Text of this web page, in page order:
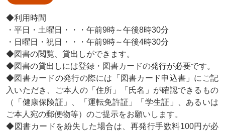
◆利用時間
・平日・土曜日・・・午前9時～午後8時30分
・日曜日・祝日・・・午前9時～午後4時30分
◆図書の閲覧、貸出しができます。
◆図書の貸出しには登録・図書カードの発行が必要です。
◆図書カードの発行の際には「図書カード申込書」にご記
入いただき、ご本人の「住所」「氏名」が確認できるもの
（「健康保険証」、「運転免許証」「学生証」、あるいは
ご本人宛の郵便物等）のご提示をお願いします。
◆図書カードを紛失した場合は、再発行手数料100円が必